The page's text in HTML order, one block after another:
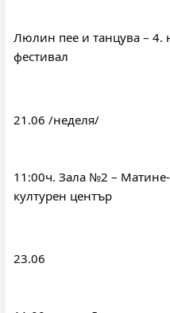
Люлин пее и танцува – 4.
фестивал
21.06 /неделя/
11:00ч. Зала №2 –
културен център
23.06